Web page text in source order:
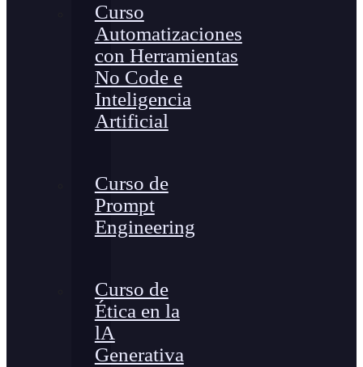
Curso
Automatizaciones
con Herramientas
No Code e
Inteligencia
Artificial
Curso de
Prompt
Engineering
Curso de
Ética en la
lA
Generativa